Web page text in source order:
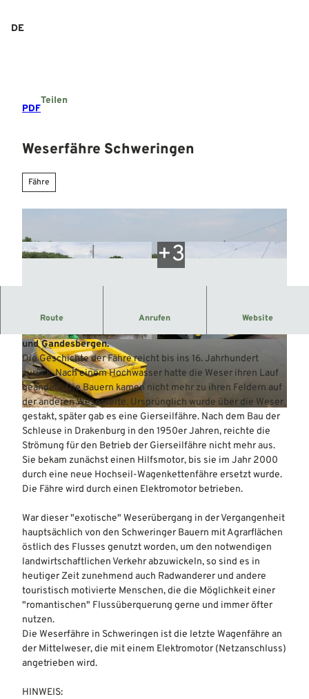
DE
PDF
Teilen
Weserfähre Schweringen
Fähre
© Mittelweser-Touristik GmbH | CC-BY
© Mittelweser-Touristik GmbH |CC-BY
Route Anrufen Website
Die Hochseil-Wagenkettenfähre wird mit einem
und Gandesbergen.
Die Geschichte der Fähre reicht bis ins 16. Jahrhundert
zurück. Nach einem Hochwasser hatte die Weser ihren Lauf
geändert. Die Bauern kamen nicht mehr zu ihren Feldern auf
der anderen Weserseite. Ursprünglich wurde über die Weser
gestakt, später gab es eine Gierseilfähre. Nach dem Bau der
Schleuse in Drakenburg in den 1950er Jahren, reichte die
Strömung für den Betrieb der Gierseilfähre nicht mehr aus.
Sie bekam zunächst einen Hilfsmotor, bis sie im Jahr 2000
durch eine neue Hochseil-Wagenkettenfähre ersetzt wurde.
Die Fähre wird durch einen Elektromotor betrieben.
War dieser "exotische" Weserübergang in der Vergangenheit
hauptsächlich von den Schweringer Bauern mit Agrarflächen
östlich des Flusses genutzt worden, um den notwendigen
landwirtschaftlichen Verkehr abzuwickeln, so sind es in
heutiger Zeit zunehmend auch Radwanderer und andere
touristisch motivierte Menschen, die die Möglichkeit einer
"romantischen" Flussüberquerung gerne und immer öfter
nutzen.
Die Weserfähre in Schweringen ist die letzte Wagenfähre an
der Mittelweser, die mit einem Elektromotor (Netzanschluss)
angetrieben wird.
HINWEIS: